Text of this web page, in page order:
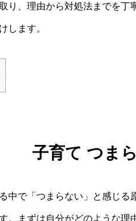
り、理由から対処法までを丁
します。
子育て つま
中で「つまらない」と感じる
。まずは自分がどのような理